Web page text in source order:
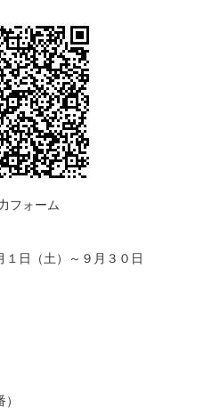
ーム
（土）～９月３０日
長７ｋｍ）